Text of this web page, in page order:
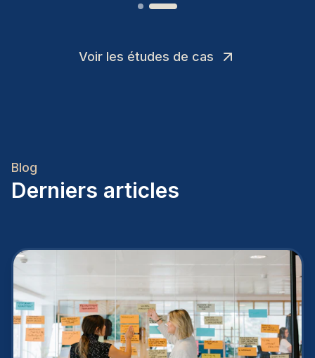
Voir les études de cas
Blog
Derniers articles